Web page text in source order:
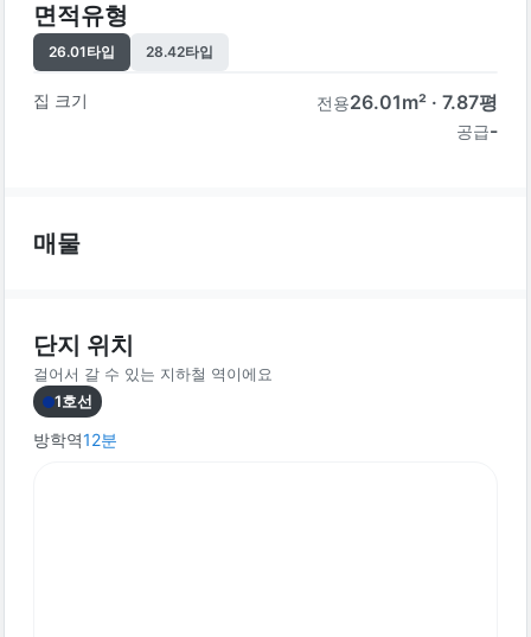
면적유형
26.01타입 28.42타입
집 크기 전용26.01m² · 7.87평
공급-
매물
단지 위치
걸어서 갈 수 있는 지하철 역이에요
1호선
방학역12분